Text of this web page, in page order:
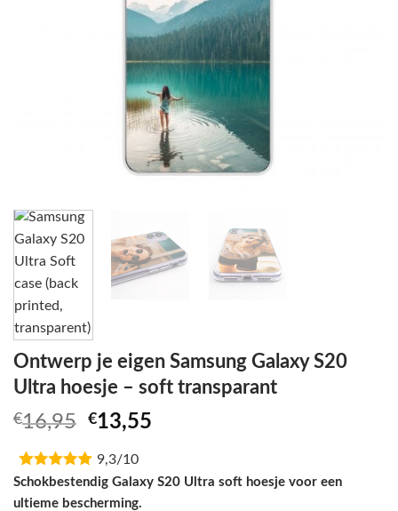
Ontwerp je eigen Samsung Galaxy S20
Ultra hoesje – soft transparant
€16,95 Oorspronkelijke
was:
€16,95.
€13,55
€13,55.
9,3/10
Schokbestendig Galaxy S20 Ultra soft hoesje voor een
ultieme bescherming.